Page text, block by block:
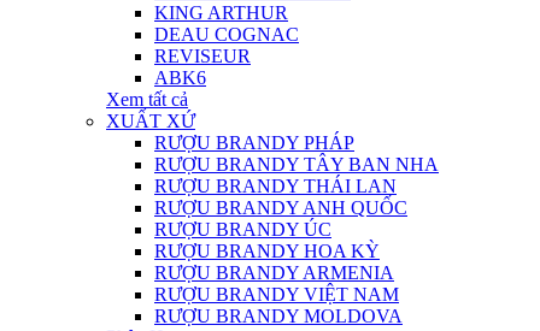
KING ARTHUR
DEAU COGNAC
REVISEUR
ABK6
Xem tất cả
XUẤT XỨ
RƯỢU BRANDY PHÁP
RƯỢU BRANDY TÂY BAN NHA
RƯỢU BRANDY THÁI LAN
RƯỢU BRANDY ANH QUỐC
RƯỢU BRANDY ÚC
RƯỢU BRANDY HOA KỲ
RƯỢU BRANDY ARMENIA
RƯỢU BRANDY VIỆT NAM
RƯỢU BRANDY MOLDOVA